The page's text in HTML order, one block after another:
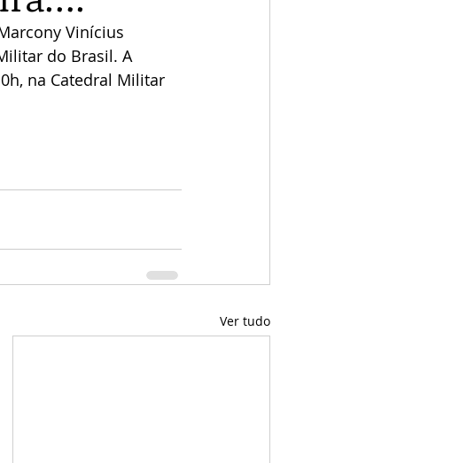
Vinícius
do Brasil. A
na Catedral Militar
Ver tudo